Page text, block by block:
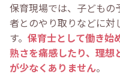
・挨拶や感謝など基
・ 先輩に積極的に報
・
悩みや不安は抱
・新人保育士が職場環
・努力や経験では解
・ ストレスが溜まり
・新人保育士に関してよ
保育現場では、子どもの
者とのやり取りなどに対
す。 保育士として働き始
熟さを痛感したり、理想
が少なくありません。